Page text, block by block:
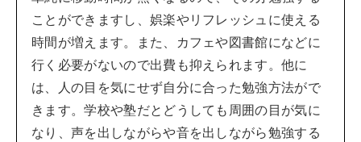
ことができますし、娯楽やリフレッシュに使える
時間が増えます。また、カフェや図書館になどに
行く必要がないので出費も抑えられます。他に
は、人の目を気にせず自分に合った勉強方法がで
きます。学校や塾だとどうしても周囲の目が気に
なり、声を出しながらや音を出しながら勉強する